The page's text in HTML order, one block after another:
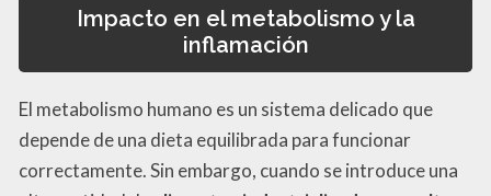
Impacto en el metabolismo y la
inflamación
El metabolismo humano es un sistema delicado que
depende de una dieta equilibrada para funcionar
correctamente. Sin embargo, cuando se introduce una